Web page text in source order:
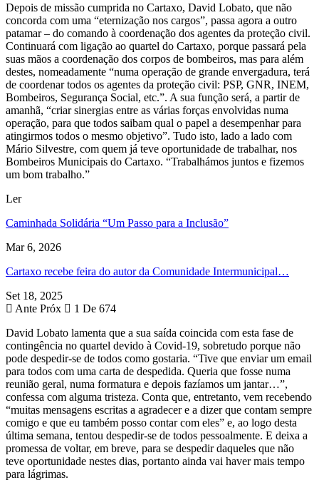
Depois de missão cumprida no Cartaxo, David Lobato, que não
concorda com uma “eternização nos cargos”, passa agora a outro
patamar – do comando à coordenação dos agentes da proteção civil.
Continuará com ligação ao quartel do Cartaxo, porque passará pela
suas mãos a coordenação dos corpos de bombeiros, mas para além
destes, nomeadamente “numa operação de grande envergadura, terá
de coordenar todos os agentes da proteção civil: PSP, GNR, INEM,
Bombeiros, Segurança Social, etc.”. A sua função será, a partir de
amanhã, “criar sinergias entre as várias forças envolvidas numa
operação, para que todos saibam qual o papel a desempenhar para
atingirmos todos o mesmo objetivo”. Tudo isto, lado a lado com
Mário Silvestre, com quem já teve oportunidade de trabalhar, nos
Bombeiros Municipais do Cartaxo. “Trabalhámos juntos e fizemos
um bom trabalho.”
Ler
Caminhada Solidária “Um Passo para a Inclusão”
Mar 6, 2026
Cartaxo recebe feira do autor da Comunidade Intermunicipal…
Set 18, 2025
Ante Próx
1 De 674
David Lobato lamenta que a sua saída coincida com esta fase de
contingência no quartel devido à Covid-19, sobretudo porque não
pode despedir-se de todos como gostaria. “Tive que enviar um email
para todos com uma carta de despedida. Queria que fosse numa
reunião geral, numa formatura e depois fazíamos um jantar…”,
confessa com alguma tristeza. Conta que, entretanto, vem recebendo
“muitas mensagens escritas a agradecer e a dizer que contam sempre
comigo e que eu também posso contar com eles” e, ao logo desta
última semana, tentou despedir-se de todos pessoalmente. E deixa a
promessa de voltar, em breve, para se despedir daqueles que não
teve oportunidade nestes dias, portanto ainda vai haver mais tempo
para lágrimas.